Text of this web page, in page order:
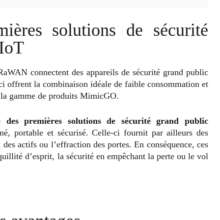
solutions de sécurité
connectent des appareils de sécurité grand public
offrent la combinaison idéale de faible consommation et
gamme de produits MimicGO.
des premières solutions de sécurité grand public
portable et sécurisé. Celle-ci fournit par ailleurs des
actifs ou l’effraction des portes. En conséquence, ces
d’esprit, la sécurité en empêchant la perte ou le vol